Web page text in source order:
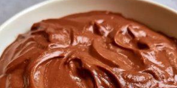
requis vous guident…